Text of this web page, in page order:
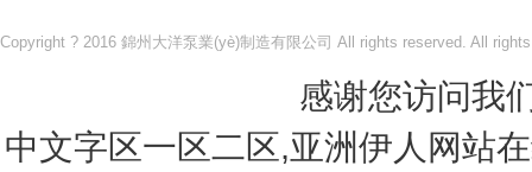
Copyright ? 2016 錦州大洋泵業(yè)制造有限公司 All rights reserved. All
感谢您访问我
中文字区一区二区,亚洲伊人网站